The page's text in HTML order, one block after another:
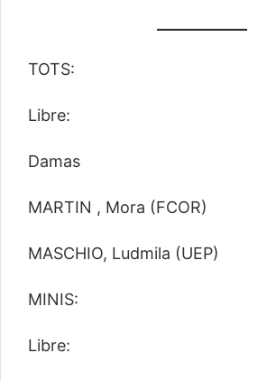
TOTS:
Libre:
Damas
MARTIN , Mora (FCOR)
MASCHIO, Ludmila (UEP)
MINIS:
Libre: